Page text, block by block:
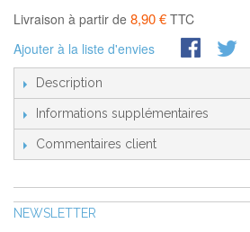
Livraison à partir de 8,90 € TTC
Ajouter à la liste d'envies
Description
Informations supplémentaires
Commentaires client
NEWSLETTER